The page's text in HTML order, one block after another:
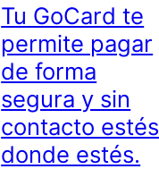
Tu GoCard te
permite pagar
de forma
segura y sin
contacto estés
donde estés.